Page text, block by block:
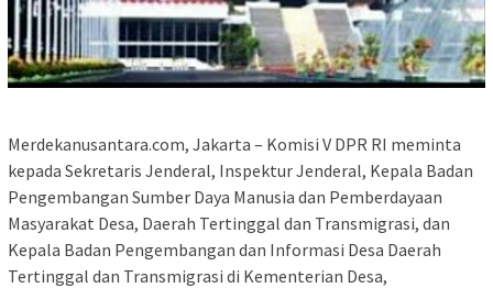
Merdekanusantara.com, Jakarta – Komisi V DPR RI meminta
kepada Sekretaris Jenderal, Inspektur Jenderal, Kepala Badan
Pengembangan Sumber Daya Manusia dan Pemberdayaan
Masyarakat Desa, Daerah Tertinggal dan Transmigrasi, dan
Kepala Badan Pengembangan dan Informasi Desa Daerah
Tertinggal dan Transmigrasi di Kementerian Desa,